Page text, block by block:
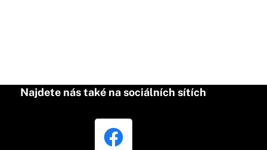
Najdete nás také na sociálních sítích